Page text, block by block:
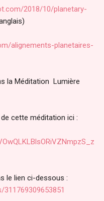
2018/10/planetary-
alignements-planetaires-
la Méditation Lumière
cette méditation ici :
le lien ci-dessous :